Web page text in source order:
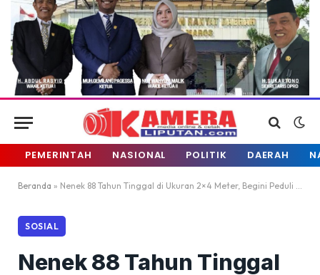
PEMERINTAH NASIONAL POLITIK DAERAH
Beranda » Nenek 88 Tahun Tinggal di Ukuran 2×4 Meter, Begini Peduli Ketua Bhayangkari Bantaeng
SOSIAL
Nenek 88 Tahun Tinggal